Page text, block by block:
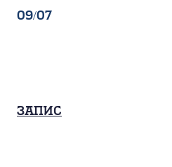
09/07
Запис